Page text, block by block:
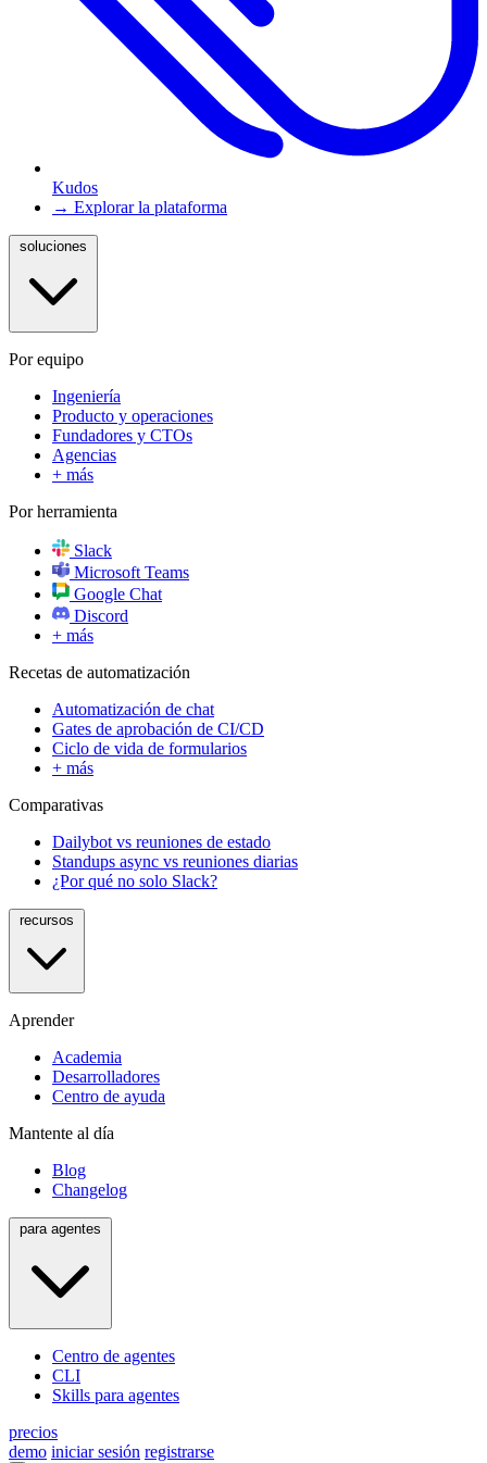
Kudos
→ Explorar la plataforma
Por equipo
Ingeniería
Producto y operaciones
Fundadores y CTOs
Agencias
+ más
Por herramienta
Slack
Microsoft Teams
Google Chat
Discord
+ más
Recetas de automatización
Automatización de chat
Gates de aprobación de CI/CD
Ciclo de vida de formularios
+ más
Comparativas
Dailybot vs reuniones de estado
Standups async vs reuniones diarias
¿Por qué no solo Slack?
Aprender
Academia
Desarrolladores
Centro de ayuda
Mantente al día
Blog
Changelog
Centro de agentes
CLI
Skills para agentes
precios
demo iniciar sesión registrarse